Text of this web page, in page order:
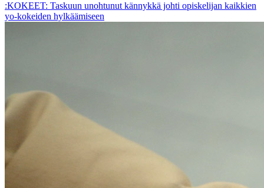
:KOKEET: Taskuun unohtunut kännykkä johti opiskelijan kaikkien
yo-kokeiden hylkäämiseen